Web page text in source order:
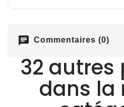
chat Commentaires (0)
32 autres
dans la